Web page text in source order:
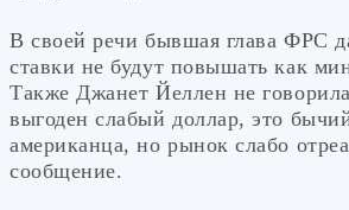
В своей речи бывшая глава ФРС
ставки не будут повышать как
Также Джанет Йеллен не
выгоден слабый доллар, это
американца, но рынок слабо
сообщение.